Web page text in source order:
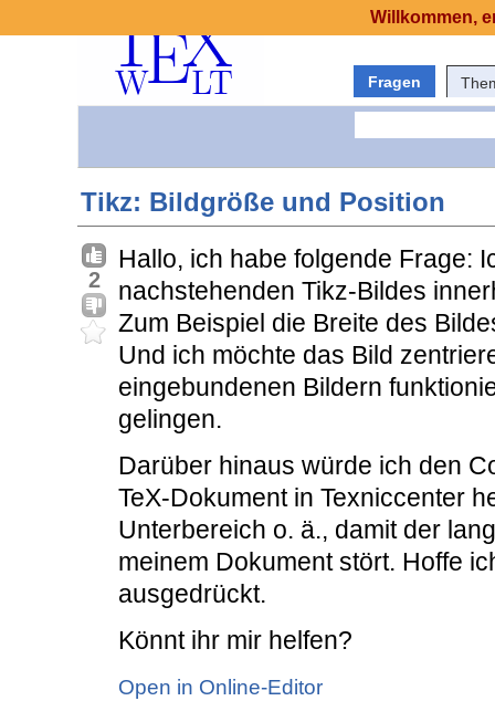
Fragen
Tikz: Bildgröße und Position
2
Hallo, ich habe folgende Frage:
nachstehenden Tikz-Bildes
Zum Beispiel die Breite des
Und ich möchte das Bild
eingebundenen Bildern
gelingen.
Darüber hinaus würde ich den
TeX-Dokument in Texniccenter
Unterbereich o. ä., damit der
meinem Dokument stört. Hoffe
ausgedrückt.
Könnt ihr mir helfen?
Open in Online-Editor
Willkommen,